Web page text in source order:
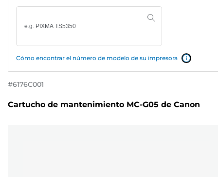
Cómo encontrar el número de modelo de su impresora
#6176C001
Cartucho de mantenimiento MC-G05 de Canon